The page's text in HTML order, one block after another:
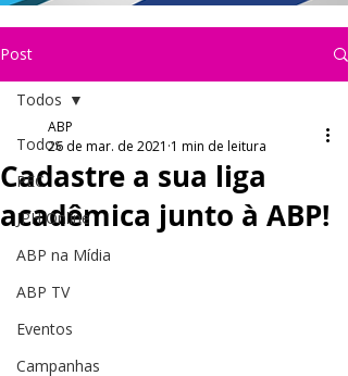
Post
Todos
PEC
JPH Online
ABP na Mídia
ABP TV
Eventos
Campanhas
Todos
Cadastre a sua liga
acadêmica junto à ABP!
ABP
26 de mar. de 2021 1 min de leitura